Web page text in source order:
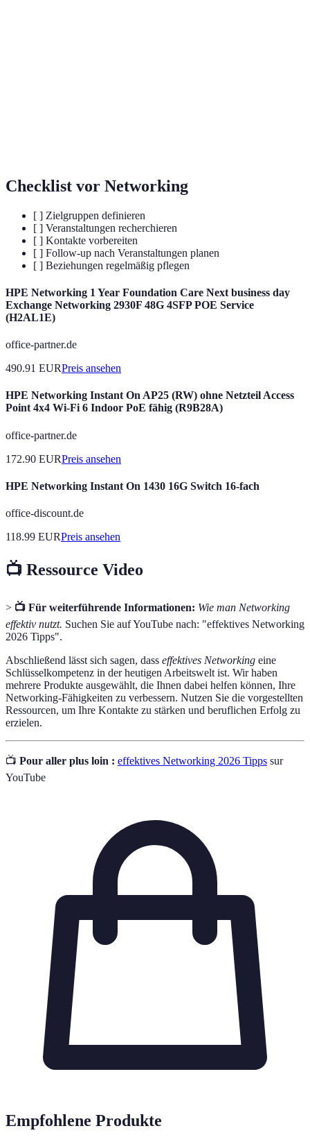
Checklist vor Networking
[ ] Zielgruppen definieren
[ ] Veranstaltungen recherchieren
[ ] Kontakte vorbereiten
[ ] Follow-up nach Veranstaltungen planen
[ ] Beziehungen regelmäßig pflegen
HPE Networking 1 Year Foundation Care Next business day
Exchange Networking 2930F 48G 4SFP POE Service
(H2AL1E)
office-partner.de
490.91 EURPreis ansehen
HPE Networking Instant On AP25 (RW) ohne Netzteil Access
Point 4x4 Wi-Fi 6 Indoor PoE fähig (R9B28A)
office-partner.de
172.90 EURPreis ansehen
HPE Networking Instant On 1430 16G Switch 16-fach
office-discount.de
118.99 EURPreis ansehen
📺 Ressource Video
> 📺 Für weiterführende Informationen: Wie man Networking
effektiv nutzt. Suchen Sie auf YouTube nach: "effektives Networking
2026 Tipps".
Abschließend lässt sich sagen, dass effektives Networking eine
Schlüsselkompetenz in der heutigen Arbeitswelt ist. Wir haben
mehrere Produkte ausgewählt, die Ihnen dabei helfen können, Ihre
Networking-Fähigkeiten zu verbessern. Nutzen Sie die vorgestellten
Ressourcen, um Ihre Kontakte zu stärken und beruflichen Erfolg zu
erzielen.
📺 Pour aller plus loin : effektives Networking 2026 Tipps sur
YouTube
Empfohlene Produkte